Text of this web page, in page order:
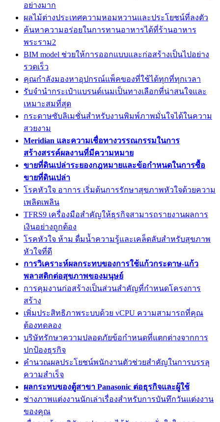
อย่างมาก
ผลไม้ต่างประเทศความหอมหวานและประโยชน์ที่ลงตัว
ค้นหาความอร่อยในการทานอาหารได้ที่ร้านอาหาร
พระราม2
BIM model ช่วยให้การออกแบบและก่อสร้างเป็นไปอย่าง
รวดเร็ว
คุณกำลังมองหาอุปกรณ์แพ็คของที่ใช้ได้ทุกที่ทุกเวลา
รับจำนำกระเป๋าแบรนด์เนมเป็นทางเลือกที่น่าสนใจและ
เหมาะสมที่สุด
กระดาษซับลิเมชั่นสำหรับงานพิมพ์ภาพมั่นใจได้ในความ
สวยงาม
Meridian และความเชื่อทางวรรณกรรมในการ
สร้างสรรค์ผลงานที่มีความหมาย
ขายที่ดินเปล่าระยองกฎหมายและข้อกำหนดในการซื้อ
ขายที่ดินเปล่า
โรคหัวใจ อาการ เริ่มต้นการรักษาสุขภาพหัวใจด้วยความ
เพลิดเพลิน
TFRS9 เครื่องมือสำคัญให้ธุรกิจสามารถรายงานผลการ
เงินอย่างถูกต้อง
โรคหัวใจ ห้าม ดื่มน้ำความรู้และเคล็ดลับสำหรับสุขภาพ
หัวใจที่ดี
การวิเคราะห์ผลกระทบของการใช้แก้วกระดาษ-แก้ว
พลาสติกต่อสุขภาพของมนุษย์
การคุมงานก่อสร้างเป็นส่วนสำคัญที่กำหนดโครงการ
สร้าง
เพิ่มประสิทธิภาพระบบด้วย vCPU ความสามารถที่คุณ
ต้องทดลอง
บริษัทรักษาความปลอดภัยข้อกำหนดที่แตกต่างจากการ
ปกป้องธุรกิจ
คำนวณผลประโยชน์พนักงานตัวช่วยสำคัญในการบรรลุ
ความสำเร็จ
ผลกระทบของตู้สาขา Panasonic ต่อธุรกิจและผู้ใช้
ช่างภาพแต่งงานนักเล่าเรื่องสำหรับการบันทึกวันแต่งงาน
ของคุณ